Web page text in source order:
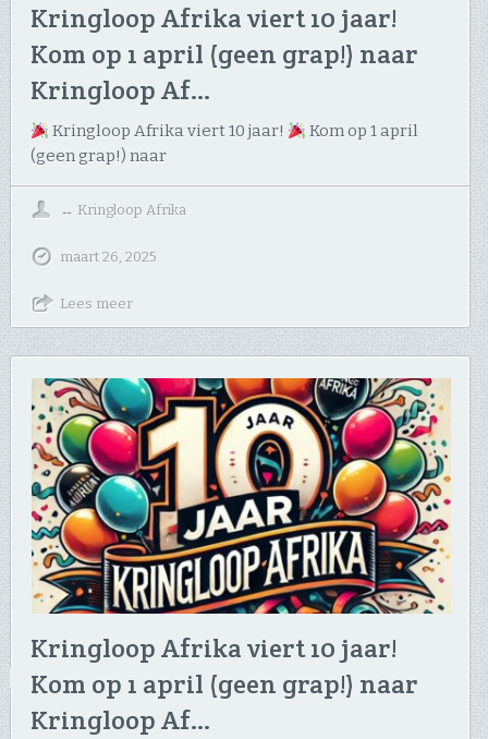
Kringloop Afrika viert 10 jaar!
Kom op 1 april (geen grap!) naar
Kringloop Af…
Kringloop Afrika viert 10 jaar!
Kom op 1 april
(geen grap!) naar
↔ Kringloop Afrika
maart 26, 2025
Lees meer
Kringloop Afrika viert 10 jaar!
Kom op 1 april (geen grap!) naar
Kringloop Af…